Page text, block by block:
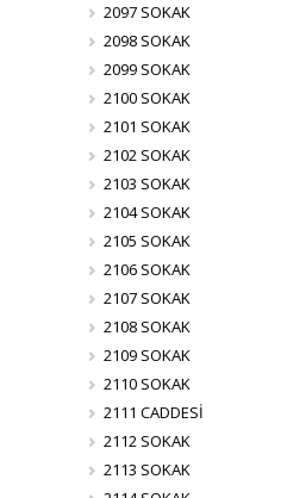
2097 SOKAK
2098 SOKAK
2099 SOKAK
2100 SOKAK
2101 SOKAK
2102 SOKAK
2103 SOKAK
2104 SOKAK
2105 SOKAK
2106 SOKAK
2107 SOKAK
2108 SOKAK
2109 SOKAK
2110 SOKAK
2111 CADDESİ
2112 SOKAK
2113 SOKAK